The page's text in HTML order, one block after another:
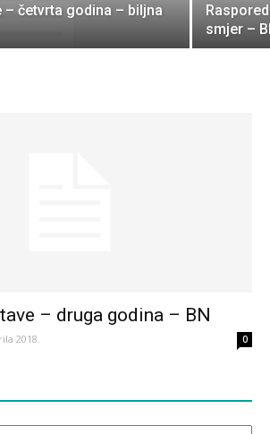
– četvrta godina – biljna
smjer –
– druga godina – BN
2018. 0